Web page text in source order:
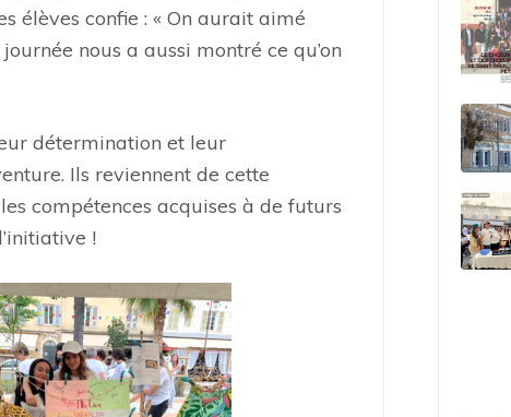
élèves confie : « On aurait aimé
nous a aussi montré ce qu’on
détermination et leur
Ils reviennent de cette
compétences acquises à de futurs
!